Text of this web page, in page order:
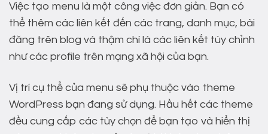
Việc tạo menu là một công việc đơn giản. Bạn có
thể thêm các liên kết đến các trang, danh mục, bài
đăng trên blog và thậm chí là các liên kết tùy chỉnh
như các profile trên mạng xã hội của bạn.
Vị trí cụ thể của menu sẽ phụ thuộc vào theme
WordPress bạn đang sử dụng. Hầu hết các theme
đều cung cấp các tùy chọn để bạn tạo và hiển thị